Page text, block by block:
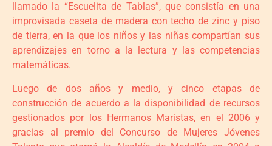
llamado la “Escuelita de Tablas”, que consistía en una
improvisada caseta de madera con techo de zinc y piso
de tierra, en la que los niños y las niñas compartían sus
aprendizajes en torno a la lectura y las competencias
matemáticas.
Luego de dos años y medio, y cinco etapas de
construcción de acuerdo a la disponibilidad de recursos
gestionados por los Hermanos Maristas, en el 2006 y
gracias al premio del Concurso de Mujeres Jóvenes